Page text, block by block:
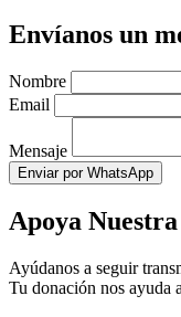
Envíanos un
Nombre
Email
Mensaje
Enviar por WhatsApp
Apoya
Ayúdanos a seguir
Tu donación nos ayuda